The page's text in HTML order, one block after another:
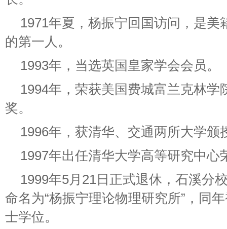
1971年夏，杨振宁回国访问，是美
的第一人。
1993年，当选英国皇家学会会员。
1994年，荣获美国费城富兰克林学
奖。
1996年，获清华、交通两所大学颁
1997年出任清华大学高等研究中心
1999年5月21日正式退休，石溪分
命名为“杨振宁理论物理研究所”，同
士学位。